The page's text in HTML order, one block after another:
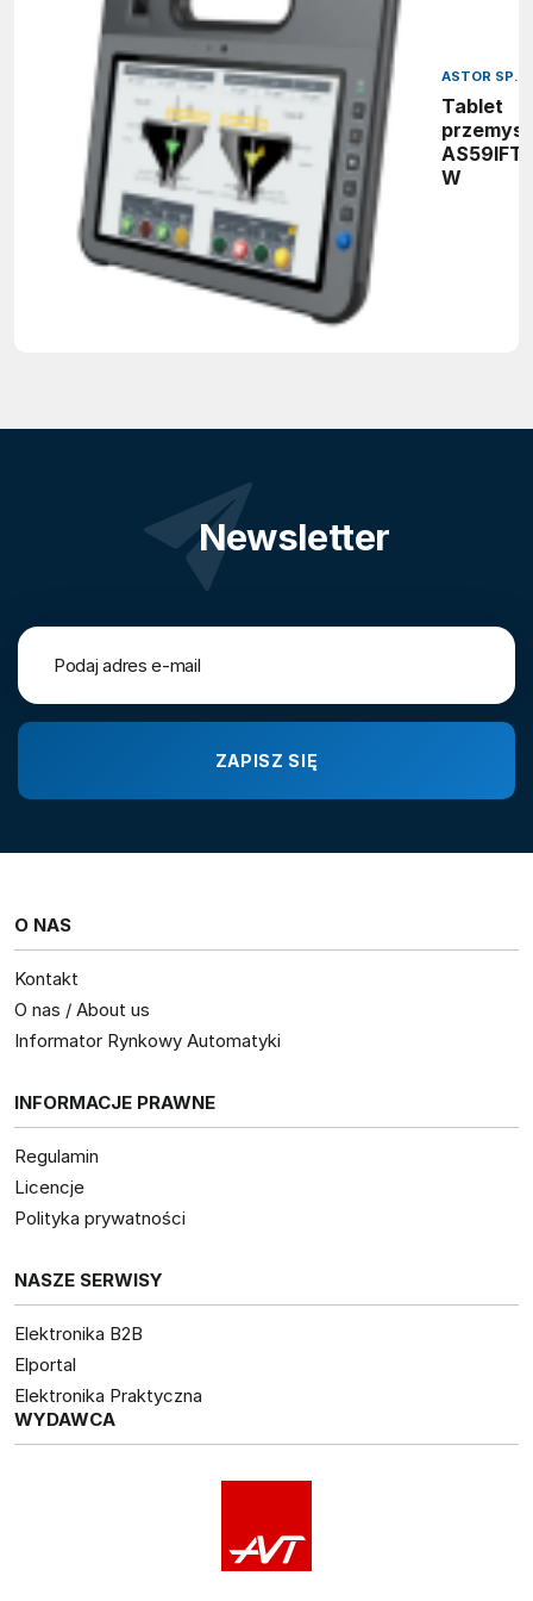
ASTOR SP.
Tablet
W
Newsletter
O NAS
Kontakt
O nas / About us
Informator Rynkowy Automatyki
INFORMACJE PRAWNE
Regulamin
Licencje
Polityka prywatności
NASZE SERWISY
Elektronika B2B
Elportal
Elektronika Praktyczna
WYDAWCA